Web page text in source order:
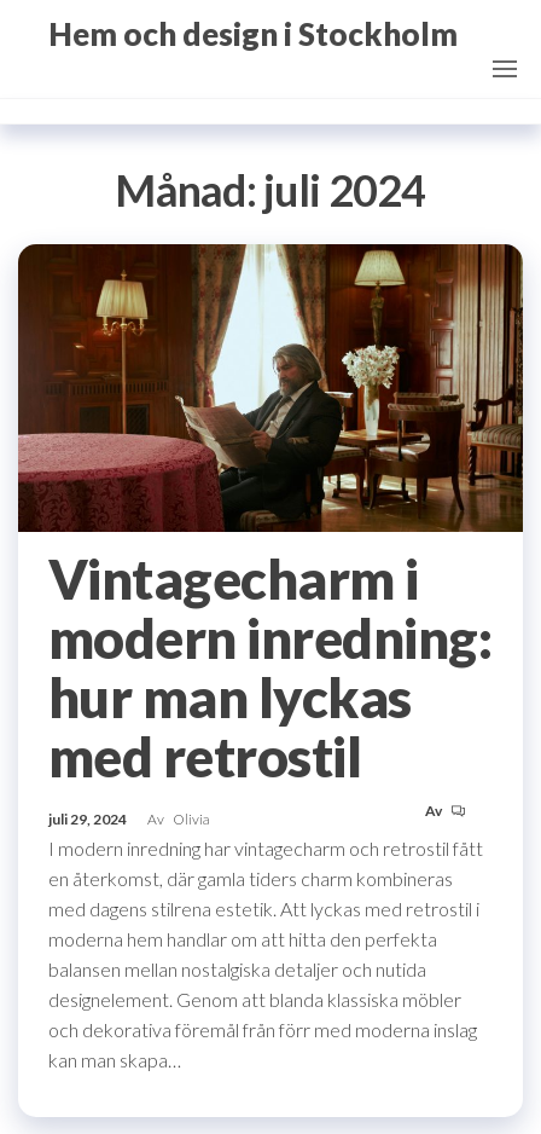
Hem och design i Stockholm
Månad: juli 2024
Vintagecharm i
modern inredning:
hur man lyckas
med retrostil
juli 29, 2024 Av Olivia Av
I modern inredning har vintagecharm och retrostil fått
en återkomst, där gamla tiders charm kombineras
med dagens stilrena estetik. Att lyckas med retrostil i
moderna hem handlar om att hitta den perfekta
balansen mellan nostalgiska detaljer och nutida
designelement. Genom att blanda klassiska möbler
och dekorativa föremål från förr med moderna inslag
kan man skapa…